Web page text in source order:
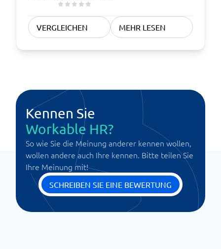
VERGLEICHEN MEHR LESEN
Kennen Sie
Workable HR?
So wie Sie die Meinung anderer kennen wollen,
wollen andere auch Ihre kennen. Bitte teilen Sie
Ihre Meinung mit!
SCHREIBEN SIE EINE BEWERTUNG